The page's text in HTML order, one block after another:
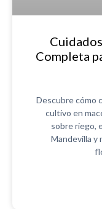
Completa
Descubre cómo
cultivo en
sobre riego,
Mandevilla y